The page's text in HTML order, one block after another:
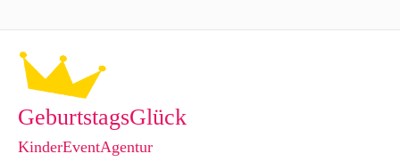
GeburtstagsGlück
KinderEventAgentur